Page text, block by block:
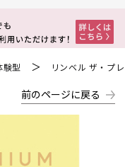
験型 ＞ リンベル ザ・プ
前のページに戻る